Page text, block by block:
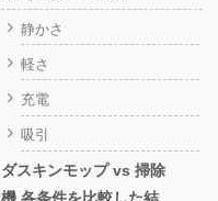
静かさ
軽さ
充電
吸引
ダスキンモップ vs 掃除